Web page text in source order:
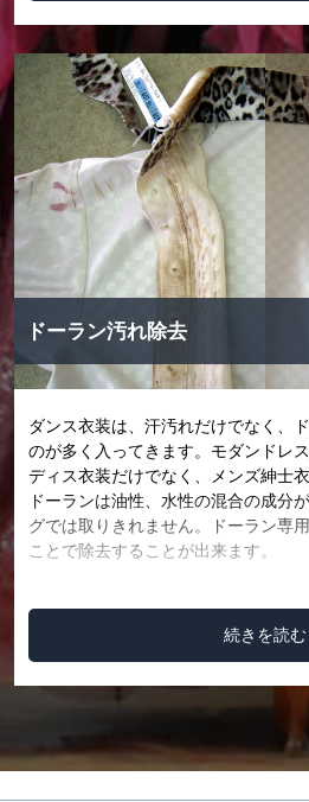
ドーラン汚れ除去
ダンス衣装は、汗汚れだけでなく、
のが多く入ってきます。モダンドレ
ディス衣装だけでなく、メンズ紳士
ドーランは油性、水性の混合の成分
グでは取りきれません。ドーラン専
ことで除去することが出来ます。
続きを読む